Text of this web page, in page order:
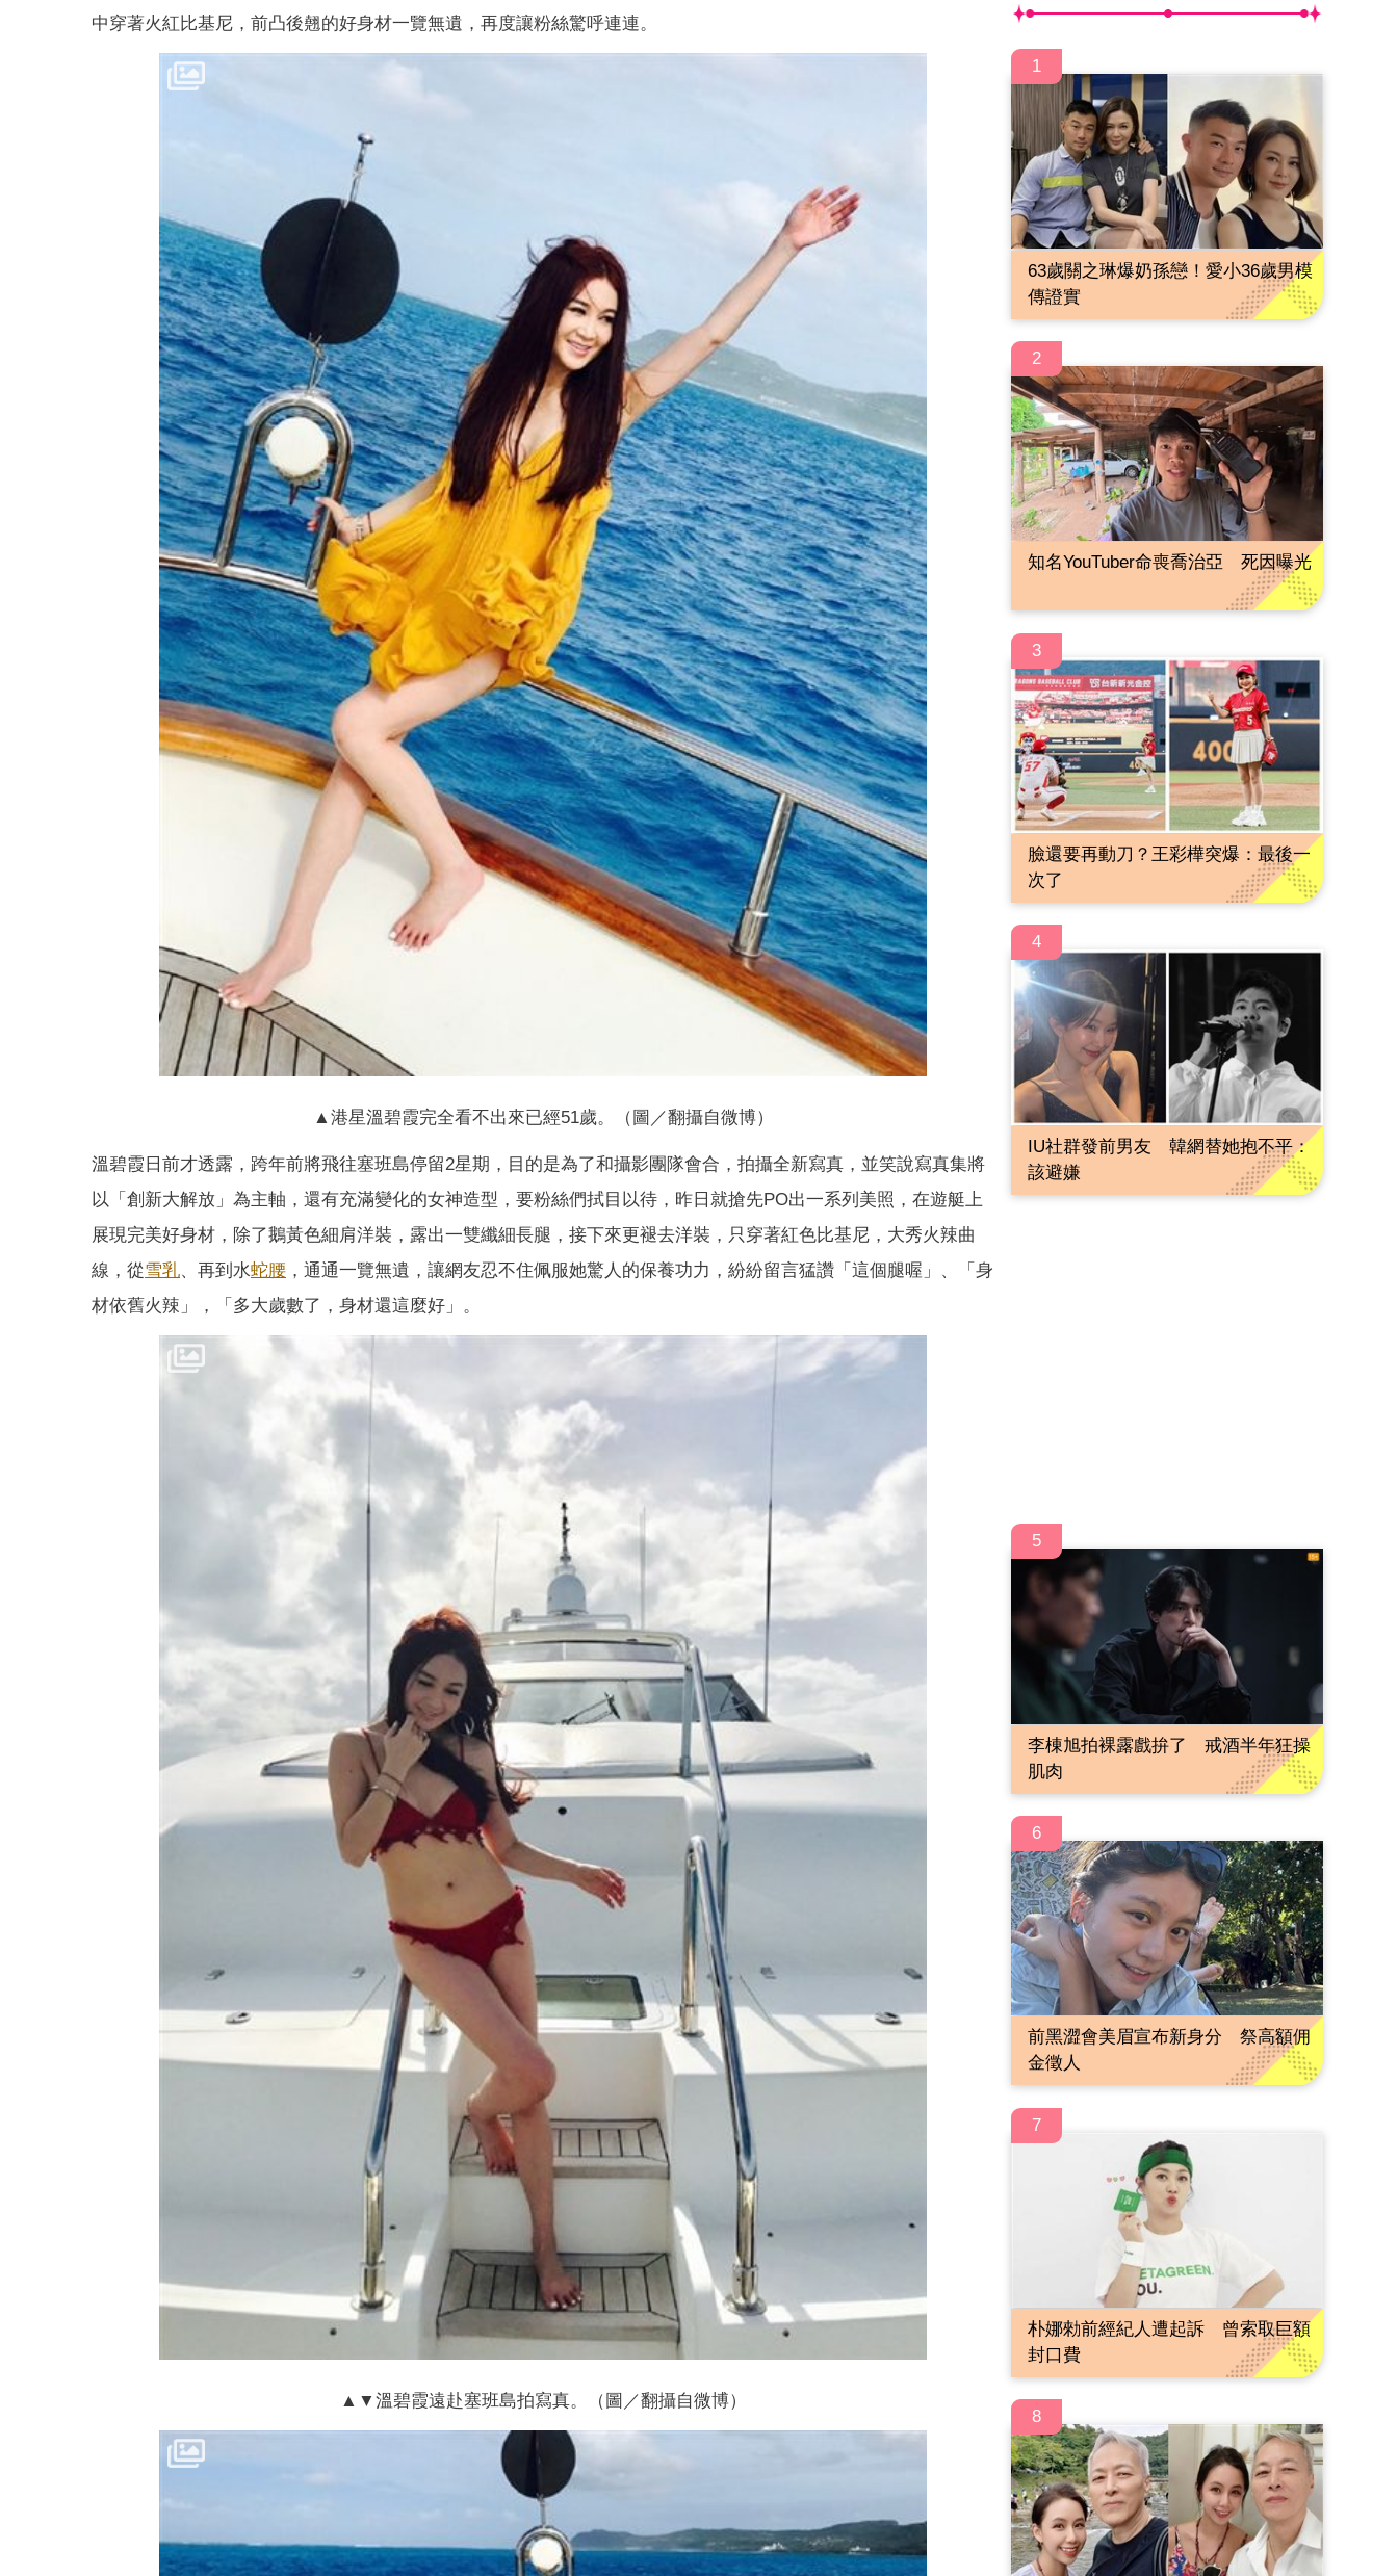
中穿著火紅比基尼，前凸後翹的好身材一覽無遺，再度讓粉絲驚呼連連。
▲港星溫碧霞完全看不出來已經51歲。（圖／翻攝自微博）
溫碧霞日前才透露，跨年前將飛往塞班島停留2星期，目的是為了和攝影團隊會合，拍攝全新寫真，並笑說寫真集將
以「創新大解放」為主軸，還有充滿變化的女神造型，要粉絲們拭目以待，昨日就搶先PO出一系列美照，在遊艇上
展現完美好身材，除了鵝黃色細肩洋裝，露出一雙纖細長腿，接下來更褪去洋裝，只穿著紅色比基尼，大秀火辣曲
線，從雪乳、再到水蛇腰 ，通通一覽無遺，讓網友忍不住佩服她驚人的保養功力，紛紛留言猛讚「這個腿喔」、「身
材依舊火辣」，「多大歲數了，身材還這麼好」。
▲▼溫碧霞遠赴塞班島拍寫真。（圖／翻攝自微博）
1
63歲關之琳爆奶孫戀！愛小36歲男模
傳證實
2
知名YouTuber命喪喬治亞 死因曝光
3
臉還要再動刀？王彩樺突爆：最後一
次了
4
IU社群發前男友 韓網替她抱不平：
該避嫌
5
李棟旭拍裸露戲拚了 戒酒半年狂操
肌肉
6
前黑澀會美眉宣布新身分 祭高額佣
金徵人
7
朴娜勑前經紀人遭起訴 曾索取巨額
封口費
8